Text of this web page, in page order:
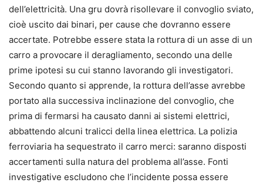
dell’elettricità. Una gru dovrà risollevare il convoglio sviato,
cioè uscito dai binari, per cause che dovranno essere
accertate. Potrebbe essere stata la rottura di un asse di un
carro a provocare il deragliamento, secondo una delle
prime ipotesi su cui stanno lavorando gli investigatori.
Secondo quanto si apprende, la rottura dell’asse avrebbe
portato alla successiva inclinazione del convoglio, che
prima di fermarsi ha causato danni ai sistemi elettrici,
abbattendo alcuni tralicci della linea elettrica. La polizia
ferroviaria ha sequestrato il carro merci: saranno disposti
accertamenti sulla natura del problema all’asse. Fonti
investigative escludono che l’incidente possa essere